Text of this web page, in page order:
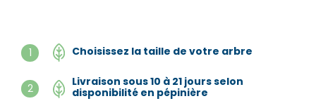
1 Choisissez la taille de votre arbre
2
Livraison sous 10 à 21 jours selon
disponibilité en pépinière